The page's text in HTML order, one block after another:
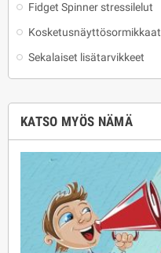
Fidget Spinner stressilelut
Kosketusnäyttösormikkaat
Sekalaiset lisätarvikkeet
KATSO MYÖS NÄMÄ